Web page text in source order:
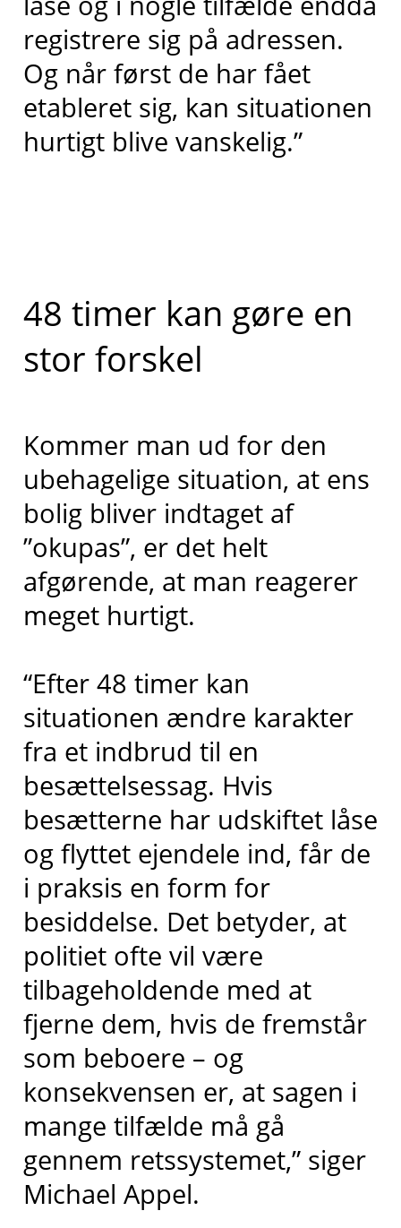
registrere sig på adressen.
Og når først de har fået
etableret sig, kan situationen
hurtigt blive vanskelig.”
48 timer kan gøre en
stor forskel
Kommer man ud for den
ubehagelige situation, at ens
bolig bliver indtaget af
”okupas”, er det helt
afgørende, at man reagerer
meget hurtigt.
“Efter 48 timer kan
situationen ændre karakter
fra et indbrud til en
besættelsessag. Hvis
besætterne har udskiftet låse
og flyttet ejendele ind, får de
i praksis en form for
besiddelse. Det betyder, at
politiet ofte vil være
tilbageholdende med at
fjerne dem, hvis de fremstår
som beboere – og
konsekvensen er, at sagen i
mange tilfælde må gå
gennem retssystemet,” siger
Michael Appel.